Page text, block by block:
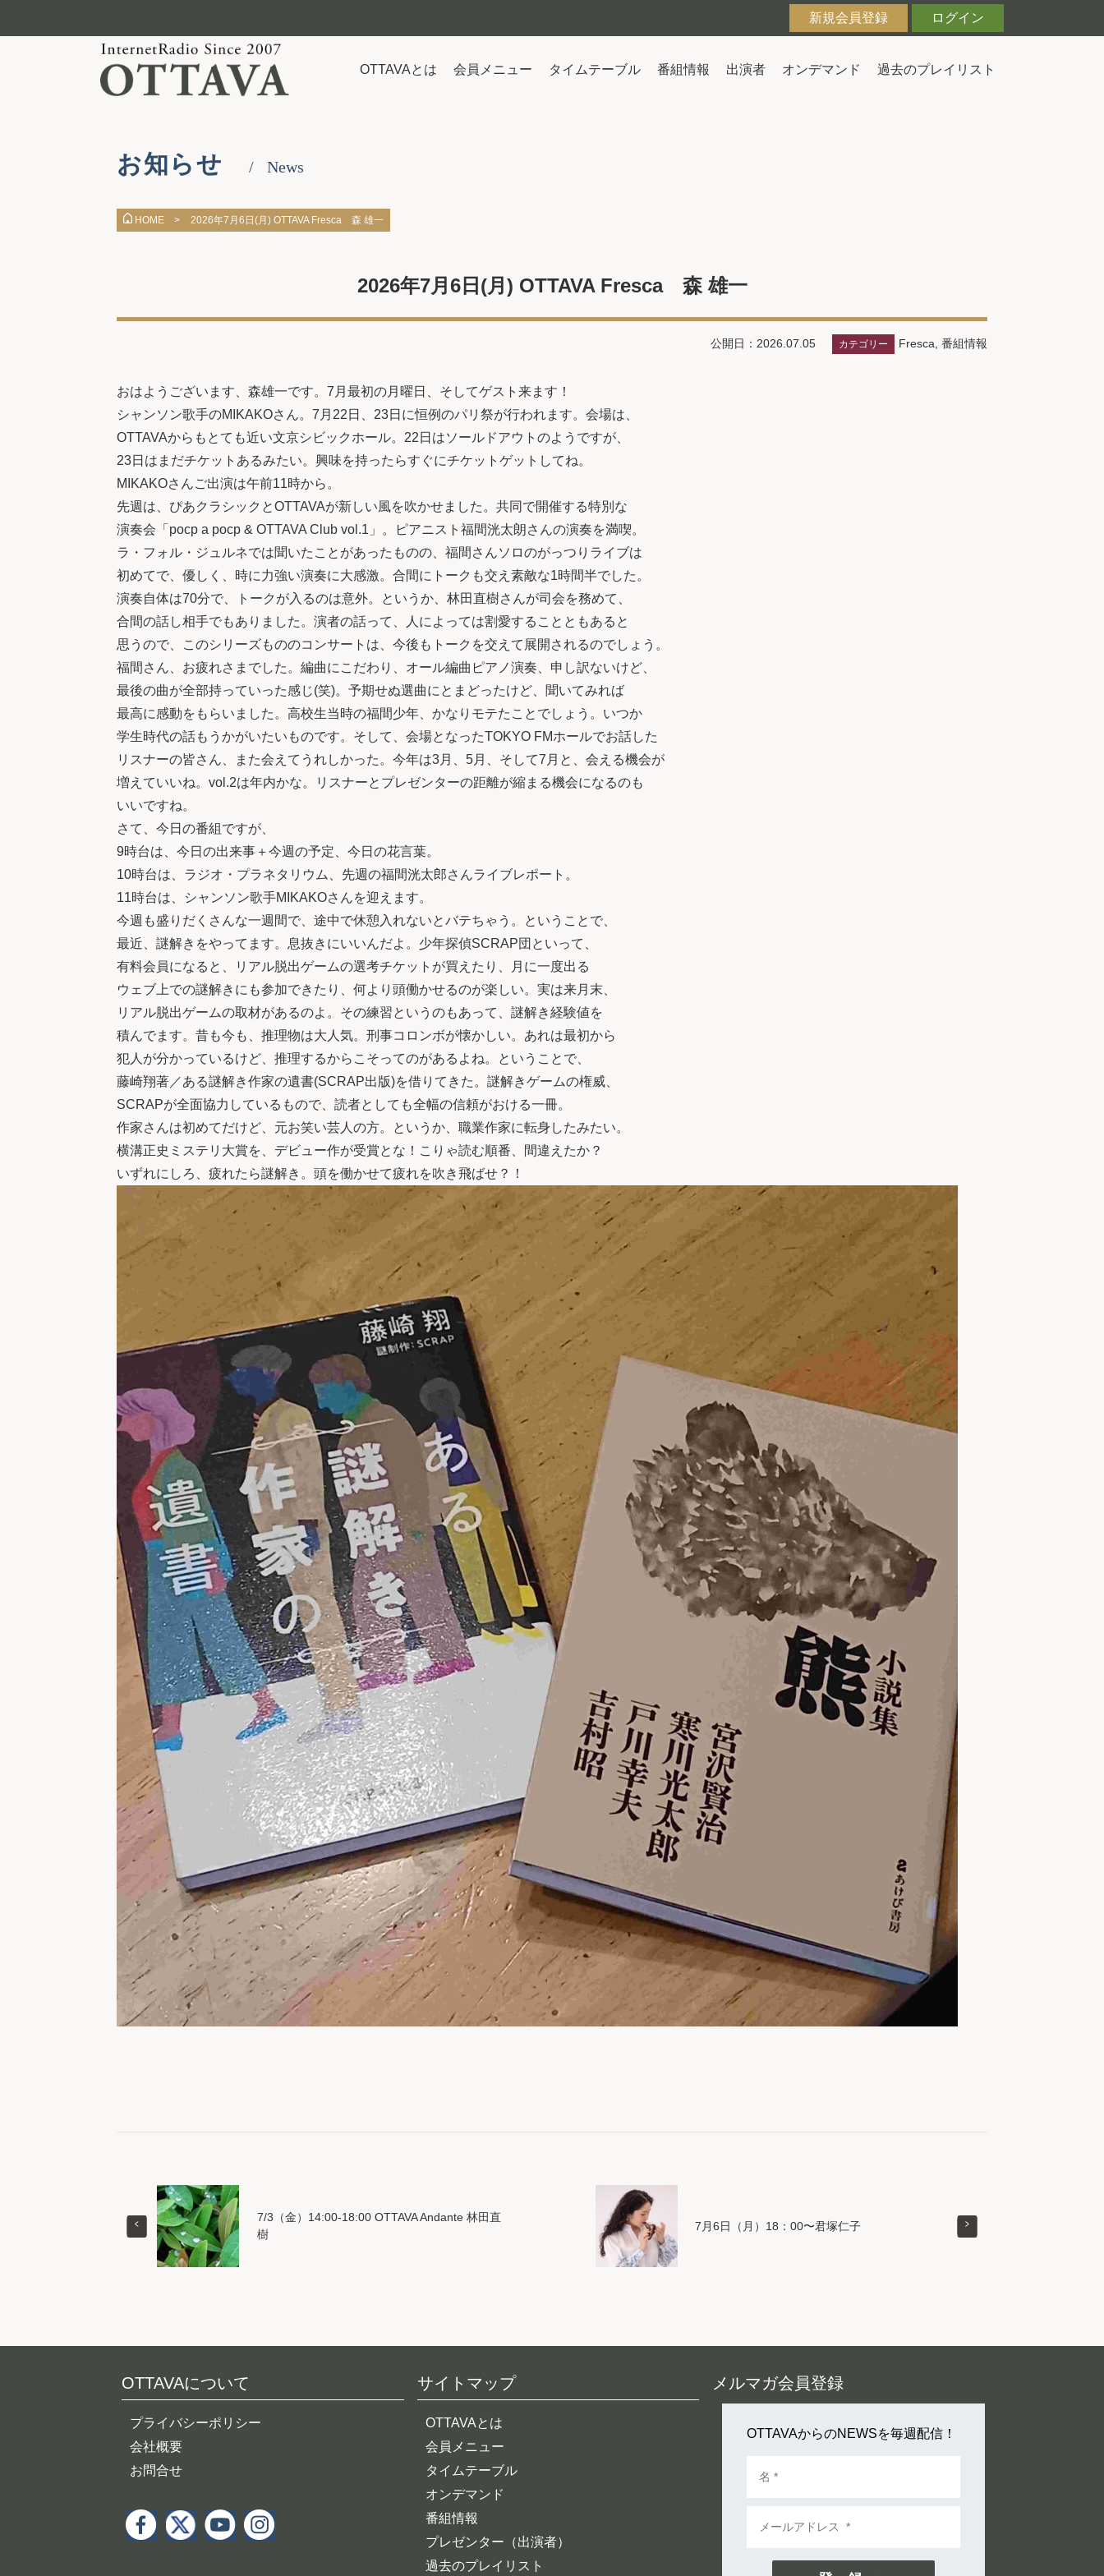
新規会員登録 ログイン
OTTAVAとは 会員メニュー タイムテーブル 番組情報 出演者 オンデマンド 過去のプレイリスト
お知らせ News
HOME > 2026年7月6日(月) OTTAVA Fresca 森 雄一
2026年7月6日(月) OTTAVA Fresca 森 雄一
公開日：2026.07.05 カテゴリー Fresca 番組情報
おはようございます、森雄一です。7月最初の月曜日、そしてゲスト来ます！
シャンソン歌手のMIKAKOさん。7月22日、23日に恒例のパリ祭が行われます。会場は、
OTTAVAからもとても近い文京シビックホール。22日はソールドアウトのようですが、
23日はまだチケットあるみたい。興味を持ったらすぐにチケットゲットしてね。
MIKAKOさんご出演は午前11時から。
先週は、ぴあクラシックとOTTAVAが新しい風を吹かせました。共同で開催する特別な
演奏会「pocp a pocp & OTTAVA Club vol.1」。ピアニスト福間洸太朗さんの演奏を満喫。
ラ・フォル・ジュルネでは聞いたことがあったものの、福間さんソロのがっつりライブは
初めてで、優しく、時に力強い演奏に大感激。合間にトークも交え素敵な1時間半でした。
演奏自体は70分で、トークが入るのは意外。というか、林田直樹さんが司会を務めて、
合間の話し相手でもありました。演者の話って、人によっては割愛することともあると
思うので、このシリーズもののコンサートは、今後もトークを交えて展開されるのでしょう。
福間さん、お疲れさまでした。編曲にこだわり、オール編曲ピアノ演奏、申し訳ないけど、
最後の曲が全部持っていった感じ(笑)。予期せぬ選曲にとまどったけど、聞いてみれば
最高に感動をもらいました。高校生当時の福間少年、かなりモテたことでしょう。いつか
学生時代の話もうかがいたいものです。そして、会場となったTOKYO FMホールでお話した
リスナーの皆さん、また会えてうれしかった。今年は3月、5月、そして7月と、会える機会が
増えていいね。vol.2は年内かな。リスナーとプレゼンターの距離が縮まる機会になるのも
いいですね。
さて、今日の番組ですが、
9時台は、今日の出来事＋今週の予定、今日の花言葉。
10時台は、ラジオ・プラネタリウム、先週の福間洸太郎さんライブレポート。
11時台は、シャンソン歌手MIKAKOさんを迎えます。
今週も盛りだくさんな一週間で、途中で休憩入れないとバテちゃう。ということで、
最近、謎解きをやってます。息抜きにいいんだよ。少年探偵SCRAP団といって、
有料会員になると、リアル脱出ゲームの選考チケットが買えたり、月に一度出る
ウェブ上での謎解きにも参加できたり、何より頭働かせるのが楽しい。実は来月末、
リアル脱出ゲームの取材があるのよ。その練習というのもあって、謎解き経験値を
積んでます。昔も今も、推理物は大人気。刑事コロンボが懐かしい。あれは最初から
犯人が分かっているけど、推理するからこそってのがあるよね。ということで、
藤崎翔著／ある謎解き作家の遺書(SCRAP出版)を借りてきた。謎解きゲームの権威、
SCRAPが全面協力しているもので、読者としても全幅の信頼がおける一冊。
作家さんは初めてだけど、元お笑い芸人の方。というか、職業作家に転身したみたい。
横溝正史ミステリ大賞を、デビュー作が受賞とな！こりゃ読む順番、間違えたか？
いずれにしろ、疲れたら謎解き。頭を働かせて疲れを吹き飛ばせ？！
7/3（金）14:00-18:00 OTTAVA Andante 林田直
樹
7月6日（月）18：00〜君塚仁子
OTTAVAについて
プライバシーポリシー
会社概要
お問合せ
サイトマップ
OTTAVAとは
会員メニュー
タイムテーブル
オンデマンド
番組情報
プレゼンター（出演者）
過去のプレイリスト
メルマガ会員登録
OTTAVAからのNEWSを毎週配信！